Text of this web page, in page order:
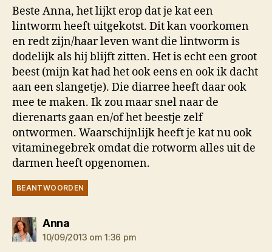
Beste Anna, het lijkt erop dat je kat een
lintworm heeft uitgekotst. Dit kan voorkomen
en redt zijn/haar leven want die lintworm is
dodelijk als hij blijft zitten. Het is echt een groot
beest (mijn kat had het ook eens en ook ik dacht
aan een slangetje). Die diarree heeft daar ook
mee te maken. Ik zou maar snel naar de
dierenarts gaan en/of het beestje zelf
ontwormen. Waarschijnlijk heeft je kat nu ook
vitaminegebrek omdat die rotworm alles uit de
darmen heeft opgenomen.
BEANTWOORDEN
Annazegt:
10/09/2013 om 1:36 pm